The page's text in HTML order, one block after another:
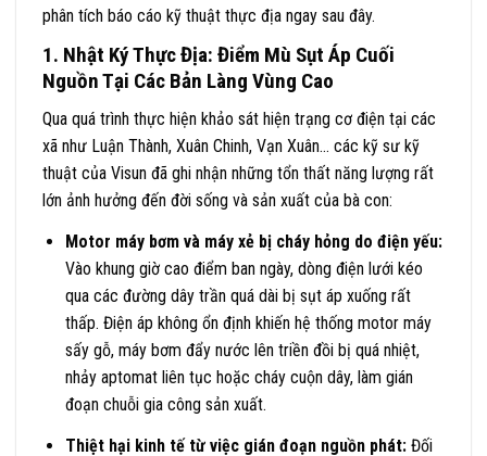
phân tích báo cáo kỹ thuật thực địa ngay sau đây.
1. Nhật Ký Thực Địa: Điểm Mù Sụt Áp Cuối
Nguồn Tại Các Bản Làng Vùng Cao
Qua quá trình thực hiện khảo sát hiện trạng cơ điện tại các
xã như Luận Thành, Xuân Chinh, Vạn Xuân… các kỹ sư kỹ
thuật của Visun đã ghi nhận những tổn thất năng lượng rất
lớn ảnh hưởng đến đời sống và sản xuất của bà con:
Motor máy bơm và máy xẻ bị cháy hỏng do điện yếu:
Vào khung giờ cao điểm ban ngày, dòng điện lưới kéo
qua các đường dây trần quá dài bị sụt áp xuống rất
thấp. Điện áp không ổn định khiến hệ thống motor máy
sấy gỗ, máy bơm đẩy nước lên triền đồi bị quá nhiệt,
nhảy aptomat liên tục hoặc cháy cuộn dây, làm gián
đoạn chuỗi gia công sản xuất.
Thiệt hại kinh tế từ việc gián đoạn nguồn phát:Đối